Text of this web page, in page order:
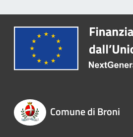
Comune di Broni